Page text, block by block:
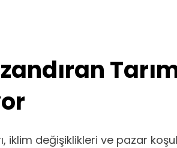
iklim değişiklikleri ve pazar